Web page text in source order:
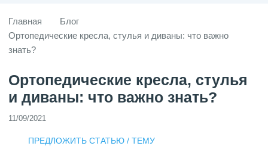
Главная
Блог
Ортопедические кресла, стулья и диваны: что важно
знать?
Ортопедические кресла, стулья
и диваны: что важно знать?
11/09/2021
ПРЕДЛОЖИТЬ СТАТЬЮ / ТЕМУ